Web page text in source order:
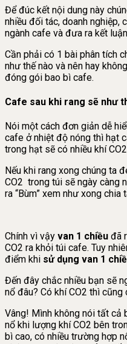
Để đúc kết nội dung này
nhiều đối tác, doanh nghiệp,
ngành cafe và đưa ra kết
Cần phải có 1 bài phân tích
như thế nào và nên hay
đóng gói bao bì cafe.
Cafe sau khi rang sẽ như
Nói một cách đơn giản dễ
cafe ở nhiệt độ nóng thì hạt
trong hạt sẽ có nhiều khí
Nếu khi rang xong chúng ta
CO2 trong túi sẽ ngày càng
ra “Bùm” xem như xong chia
Chính vì vậy van 1 chiều đã
CO2 ra khỏi túi cafe. Tuy
điểm khi sử dụng van 1
Đến đây chắc nhiều bạn sẽ
nổ đâu? Có khí CO2 thì cũng
Vâng! Mình không nói tất
nổ khi lượng khí CO2 bên
bì cao, có nhiều trường hợp